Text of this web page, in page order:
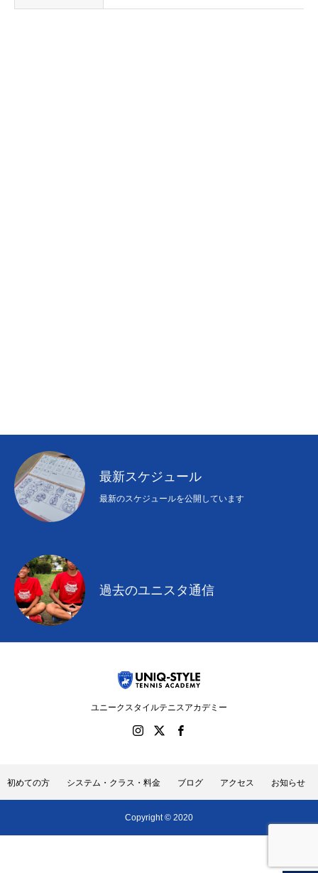
最新スケジュール
最新のスケジュールを公開しています
過去のユニスタ通信
ユニークスタイルテニスアカデミー
初めての方 システム・クラス・料金 ブログ アクセス お知らせ
Copyright © 2020